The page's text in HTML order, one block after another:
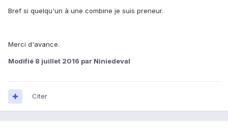
Bref si quelqu'un à une combine je suis preneur.
Merci d'avance.
Modifié 8 juillet 2016 par Niniedeval
Citer